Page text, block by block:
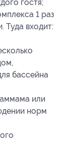
гостя;
1 раз
Туда входит:
бассейна
или
норм